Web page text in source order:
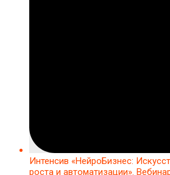
Интенсив «НейроБизнес:
роста и автоматизации».